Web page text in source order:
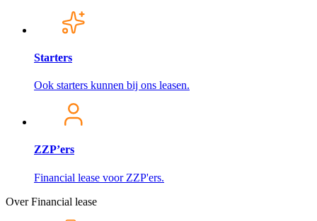
Starters
Ook starters kunnen bij ons leasen.
ZZP’ers
Financial lease voor ZZP'ers.
Over Financial lease